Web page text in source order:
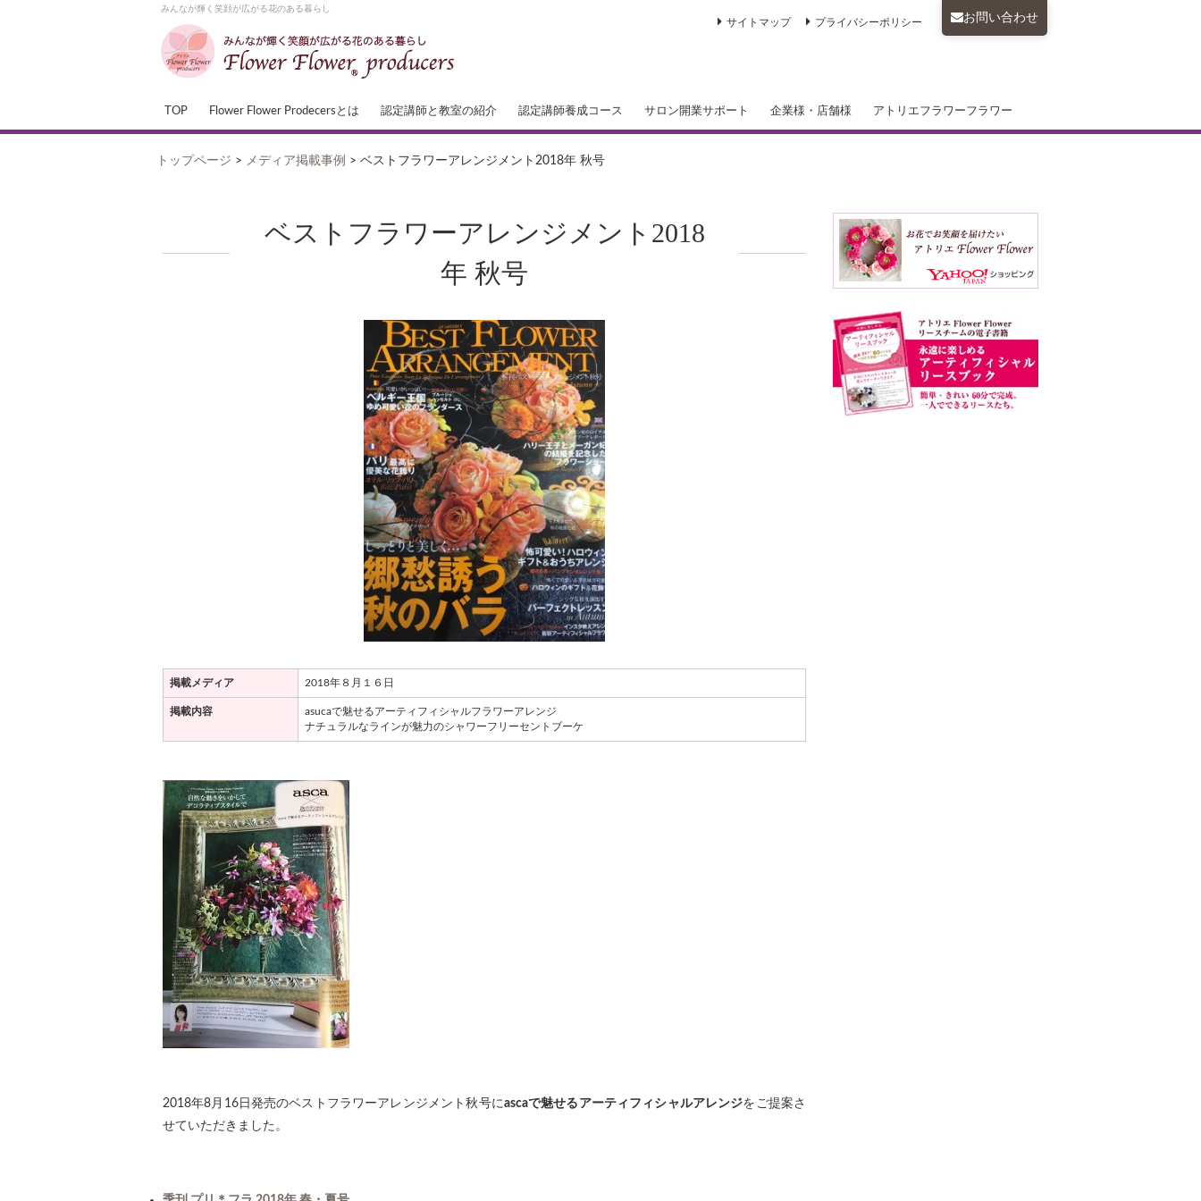
みんなが輝く笑顔が広がる花のある暮らし
お問い合わせ
サイトマップ プライバシーポリシー
TOP Flower Flower Prodecersとは 認定講師と教室の紹介 認定講師養成コース
フレッシュフラワー講師 認定コース
アートフラワー講師 認定コース
ブーケ＆押し花 講師 認定コース
ブーケワーク講師 認定コース
サロン開業サポート 企業様・店舗様 アトリエフラワーフラワー
トップページ > メディア掲載事例 > ベストフラワーアレンジメント2018年 秋号
ベストフラワーアレンジメント2018
年 秋号
掲載メディア 2018年８月１６日
掲載内容
asucaで魅せるアーティフィシャルフラワーアレンジ
ナチュラルなラインが魅力のシャワーフリーセントブーケ
2018年8月16日発売のベストフラワーアレンジメント秋号にascaで魅せるアーティフィシャルアレンジをご提案さ
せていただきました。